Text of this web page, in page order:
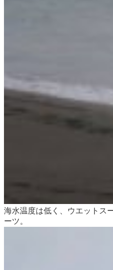
海水温度は低く、ウエットス
ーツ。